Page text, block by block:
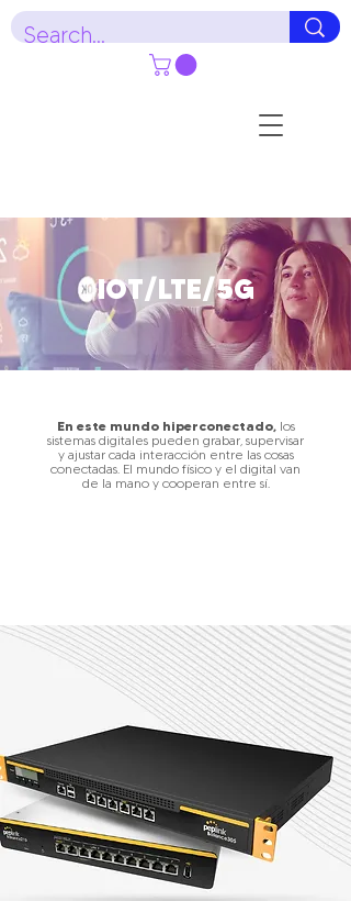
IOT/LTE/5G
En este mundo hiperconectado, los
sistemas digitales pueden grabar, supervisar
y ajustar cada interacción entre las cosas
conectadas. El mundo físico y el digital van
de la mano y cooperan entre sí.